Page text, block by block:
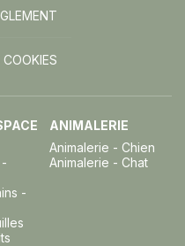
-
ANIMALERIE
Animalerie - Chien
Animalerie - Chat